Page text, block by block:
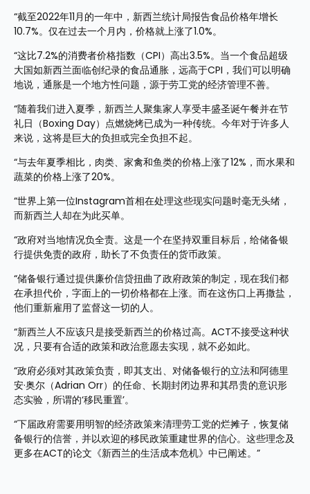
“截至2022年11月的一年中，新西兰统计局报告食品价格年增长
10.7%。仅在过去一个月内，价格就上涨了1.0%。
“这比7.2%的消费者价格指数（CPI）高出3.5%。当一个食品超级
大国如新西兰面临创纪录的食品通胀，远高于CPI，我们可以明确
地说，通胀是一个地方性问题，源于劳工党的经济管理不善。
“随着我们进入夏季，新西兰人聚集家人享受丰盛圣诞午餐并在节
礼日（Boxing Day）点燃烧烤已成为一种传统。今年对于许多人
来说，这将是巨大的负担或完全负担不起。
“与去年夏季相比，肉类、家禽和鱼类的价格上涨了12%，而水果和
蔬菜的价格上涨了20%。
“世界上第一位Instagram首相在处理这些现实问题时毫无头绪，
而新西兰人却在为此买单。
“政府对当地情况负全责。这是一个在坚持双重目标后，给储备银
行提供免责的政府，助长了不负责任的货币政策。
“储备银行通过提供廉价信贷扭曲了政府政策的制定，现在我们都
在承担代价，字面上的一切价格都在上涨。而在这伤口上再撒盐，
他们重新雇用了监督这一切的人。
“新西兰人不应该只是接受新西兰的价格过高。ACT不接受这种状
况，只要有合适的政策和政治意愿去实现，就不必如此。
“政府必须对其政策负责，即其支出、对储备银行的立法和阿德里
安·奥尔（Adrian Orr）的任命、长期封闭边界和其昂贵的意识形
态实验，所谓的‘移民重置’。
“下届政府需要用明智的经济政策来清理劳工党的烂摊子，恢复储
备银行的信誉，并以欢迎的移民政策重建世界的信心。这些理念及
更多在ACT的论文《新西兰的生活成本危机》中已阐述。”